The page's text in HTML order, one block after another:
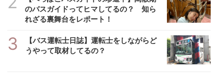
のバスガイドってヒマしてるの？ 知ら
れざる裏舞台をレポート！
3
【バス運転士日誌】運転士をしながらど
うやって取材してるの？